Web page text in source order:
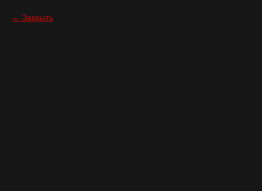
Закрыть